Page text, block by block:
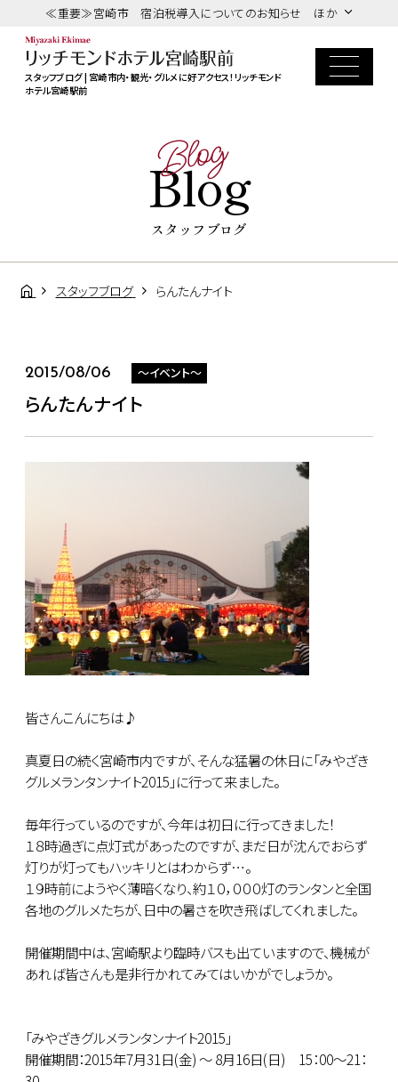
≪重要≫宮崎市 宿泊税導入についてのお知らせ ほか
スタッフブログ | 宮崎市内・観光・グルメに好アクセス！リッチモンド
ホテル宮崎駅前
Blog
Blog
スタッフブログ
スタッフブログ らんたんナイト
2015/08/06 ～イベント～
らんたんナイト
皆さんこんにちは♪
真夏日の続く宮崎市内ですが、そんな猛暑の休日に「みやざき
グルメランタンナイト2015」に行って来ました。
毎年行っているのですが、今年は初日に行ってきました！
１８時過ぎに点灯式があったのですが、まだ日が沈んでおらず
灯りが灯ってもハッキリとはわからず…。
１９時前にようやく薄暗くなり、約１０，０００灯のランタンと全国
各地のグルメたちが、日中の暑さを吹き飛ばしてくれました。
開催期間中は、宮崎駅より臨時バスも出ていますので、機械が
あれば皆さんも是非行かれてみてはいかがでしょうか。
「みやざきグルメランタンナイト2015」
開催期間：2015年7月31日(金) ～ 8月16日(日) 15：00～21：